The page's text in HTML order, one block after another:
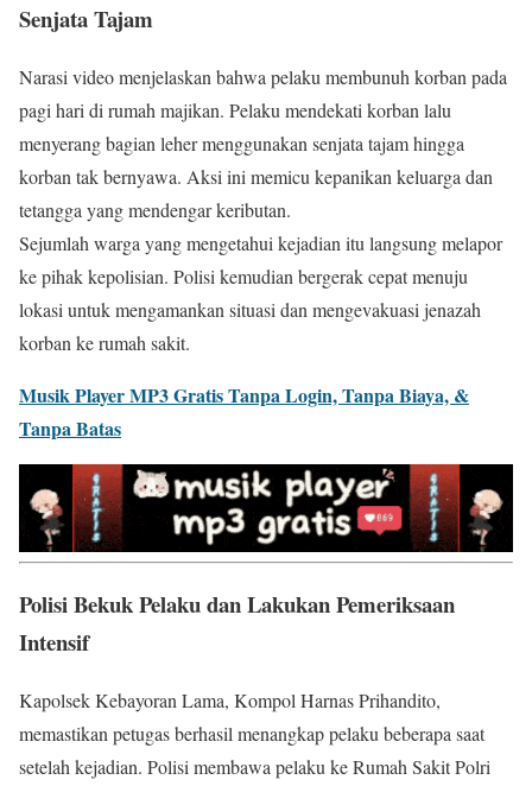
Senjata Tajam
Narasi video menjelaskan bahwa pelaku membunuh korban pada
pagi hari di rumah majikan. Pelaku mendekati korban lalu
menyerang bagian leher menggunakan senjata tajam hingga
korban tak bernyawa. Aksi ini memicu kepanikan keluarga dan
tetangga yang mendengar keributan.
Sejumlah warga yang mengetahui kejadian itu langsung melapor
ke pihak kepolisian. Polisi kemudian bergerak cepat menuju
lokasi untuk mengamankan situasi dan mengevakuasi jenazah
korban ke rumah sakit.
Musik Player MP3 Gratis Tanpa Login, Tanpa Biaya, &
Tanpa Batas
Polisi Bekuk Pelaku dan Lakukan Pemeriksaan
Intensif
Kapolsek Kebayoran Lama, Kompol Harnas Prihandito,
memastikan petugas berhasil menangkap pelaku beberapa saat
setelah kejadian. Polisi membawa pelaku ke Rumah Sakit Polri